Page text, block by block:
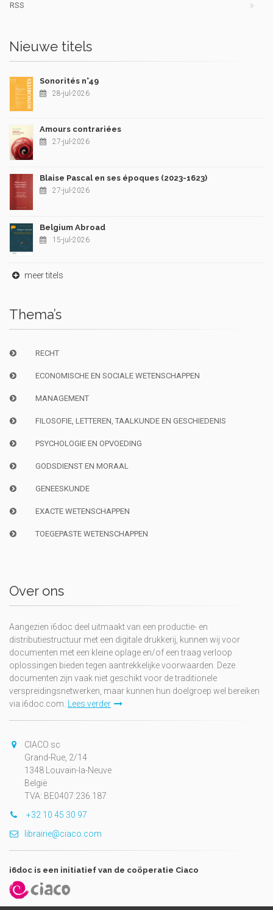
RSS
Nieuwe titels
Sonorités n°49
28-jul-2026
Amours contrariées
27-jul-2026
Blaise Pascal en ses époques (2023-1623)
27-jul-2026
Belgium Abroad
15-jul-2026
meer titels
Thema’s
RECHT
ECONOMISCHE EN SOCIALE WETENSCHAPPEN
MANAGEMENT
FILOSOFIE, LETTEREN, TAALKUNDE EN GESCHIEDENIS
PSYCHOLOGIE EN OPVOEDING
GODSDIENST EN MORAAL
GENEESKUNDE
EXACTE WETENSCHAPPEN
TOEGEPASTE WETENSCHAPPEN
Over ons
Aangezien i6doc deel uitmaakt van een productie- en
distributiestructuur met een digitale drukkerij, kunnen wij voor
documenten met een kleine oplage en/of een traag verloop
oplossingen bieden tegen aantrekkelijke voorwaarden. Deze
documenten zijn vaak niet geschikt voor de traditionele
verspreidingsnetwerken, maar kunnen hun doelgroep wel bereiken
via i6doc.com. Lees verder
CIACO sc
Grand-Rue, 2/14
1348 Louvain-la-Neuve
België
TVA: BE0407.236.187
+32 10 45 30 97
librairie@ciaco.com
i6doc is een initiatief van de coöperatie Ciaco